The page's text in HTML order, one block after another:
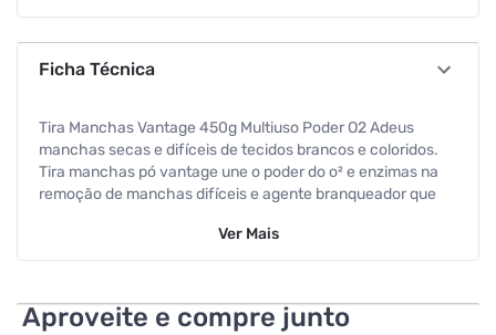
Ficha Técnica
Tira Manchas Vantage 450g Multiuso Poder O2 Adeus
manchas secas e difíceis de tecidos brancos e coloridos.
Tira manchas pó vantage une o poder do o² e enzimas na
remoção de manchas difíceis e agente branqueador que
roupas limpas e com um agradável perfume. CONTEM 12
Ver Mais
Aproveite e compre junto